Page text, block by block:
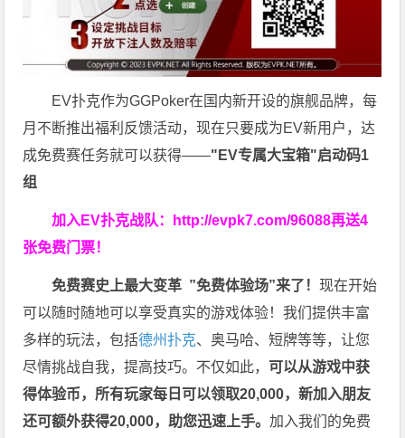
EV扑克作为GGPoker在国内新开设的旗舰品牌，每
月不断推出福利反馈活动，现在只要成为EV新用户，达
成免费赛任务就可以获得——"EV专属大宝箱"启动码1
组
加入EV扑克战队： http://evpk7.com/96088再送4
张免费门票！
免费赛史上最大变革 ”免费体验场”来了！现在开始
可以随时随地可以享受真实的游戏体验！我们提供丰富
多样的玩法，包括德州扑克、奥马哈、短牌等等，让您
尽情挑战自我，提高技巧。不仅如此， 可以从游戏中获
得体验币，所有玩家每日可以领取20,000，新加入朋友
还可额外获得20,000，助您迅速上手。加入我们的免费